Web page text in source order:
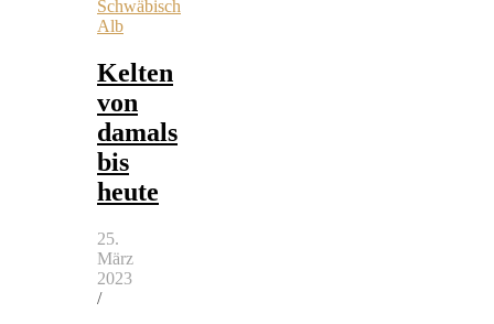
Schwäbisch
Alb
Kelten
von
damals
bis
heute
25.
März
2023
/